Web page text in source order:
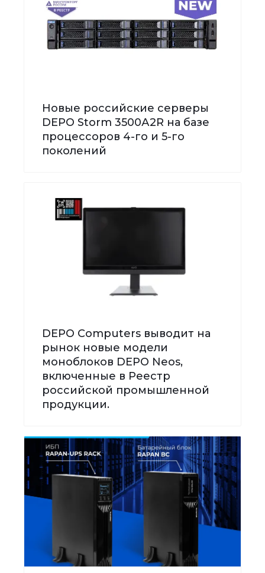
Новые российские серверы
DEPO Storm 3500А2R на базе
процессоров 4-го и 5-го
поколений
DEPO Computers выводит на
рынок новые модели
моноблоков DEPO Neos,
включенные в Реестр
российской промышленной
продукции.